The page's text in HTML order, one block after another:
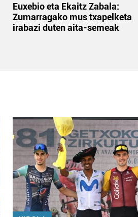
Euxebio eta Ekaitz Zabala:
Zumarragako mus txapelketa
irabazi duten aita-semeak